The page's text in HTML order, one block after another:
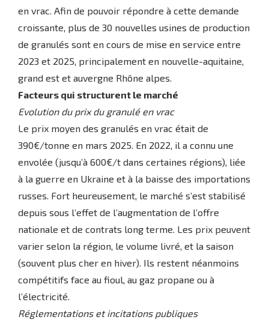
en vrac. Afin de pouvoir répondre à cette demande
croissante, plus de 30 nouvelles usines de production
de granulés sont en cours de mise en service entre
2023 et 2025, principalement en nouvelle-aquitaine,
grand est et auvergne Rhône alpes.
Facteurs qui structurent le marché
Evolution du prix du granulé en vrac
Le prix moyen des granulés en vrac était de
390€/tonne en mars 2025. En 2022, il a connu une
envolée (jusqu’à 600€/t dans certaines régions), liée
à la guerre en Ukraine et à la baisse des importations
russes. Fort heureusement, le marché s’est stabilisé
depuis sous l’effet de l’augmentation de l’offre
nationale et de contrats long terme. Les prix peuvent
varier selon la région, le volume livré, et la saison
(souvent plus cher en hiver). Ils restent néanmoins
compétitifs face au fioul, au gaz propane ou à
l’électricité.
Réglementations et incitations publiques